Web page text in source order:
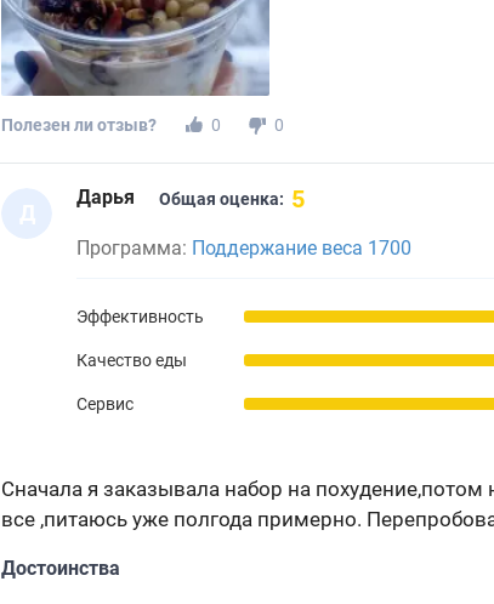
Полезен ли отзыв? 0 0
Д
Дарья Общая оценка: 5
Программа: Поддержание веса 1700
Эффективность
Качество еды
Сервис
Сначала я заказывала набор на
все ,питаюсь уже полгода примерно.
Достоинства